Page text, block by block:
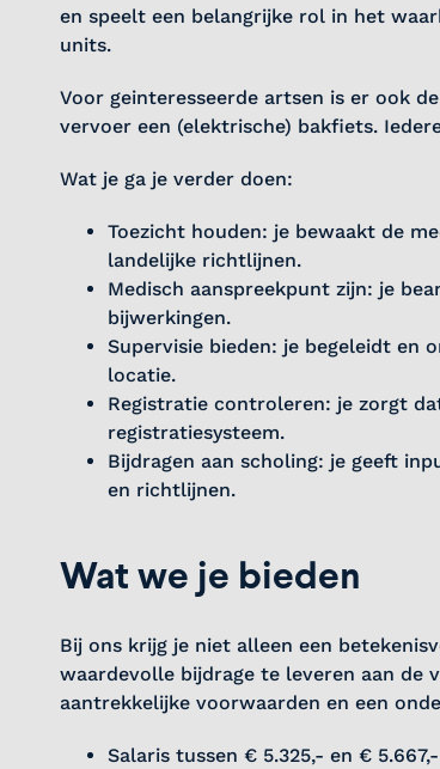
en speelt een belangrijke rol in het
units.
Voor geinteresseerde artsen is er ook
vervoer een (elektrische) bakfiets.
Wat je ga je verder doen:
Toezicht houden: je bewaakt de
landelijke richtlijnen.
Medisch aanspreekpunt zijn: je
bijwerkingen.
Supervisie bieden: je begeleidt en
locatie.
Registratie controleren: je zorgt
registratiesysteem.
Bijdragen aan scholing: je geeft
en richtlijnen.
Wat we je bieden
Bij ons krijg je niet alleen een
waardevolle bijdrage te leveren aan de
aantrekkelijke voorwaarden en een
Salaris tussen € 5.325,- en €